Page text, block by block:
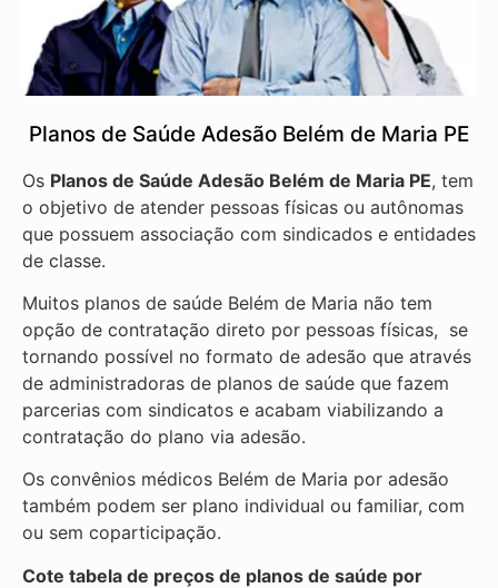
Planos de Saúde Adesão Belém de Maria PE
Os Planos de Saúde Adesão Belém de Maria PE, tem
o objetivo de atender pessoas físicas ou autônomas
que possuem associação com sindicados e entidades
de classe.
Muitos planos de saúde Belém de Maria não tem
opção de contratação direto por pessoas físicas, se
tornando possível no formato de adesão que através
de administradoras de planos de saúde que fazem
parcerias com sindicatos e acabam viabilizando a
contratação do plano via adesão.
Os convênios médicos Belém de Maria por adesão
também podem ser plano individual ou familiar, com
ou sem coparticipação.
Cote tabela de preços de planos de saúde por